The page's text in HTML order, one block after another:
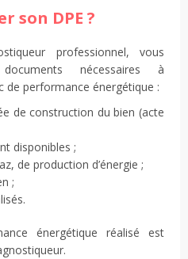
son DPE ?
professionnel, vous
nécessaires à
de performance énergétique :
de construction du bien (acte
disponibles ;
de production d’énergie ;
;
énergétique réalisé est